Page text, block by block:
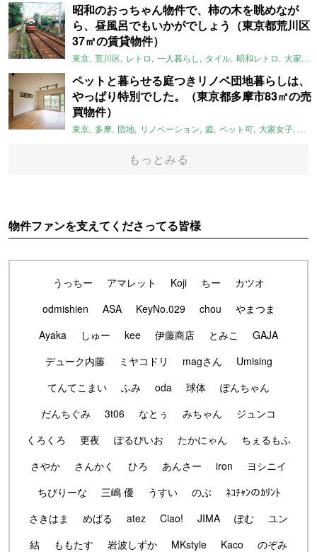
昭和のおっちゃん物件で、柿の木を眺めなが
ら、昼風呂でもいかがでしょう（東京都荒川区
37㎡の賃貸物件）
東京 荒川区 レトロ 一人暮らし タイル 昭和レトロ 大家女子
ペットと暮らせる庭つきリノベ団地暮らしは、
やっぱり特別でした。（東京都多摩市83㎡の売
買物件）
東京 多摩 団地 リノベーション 庭 ペット可 大家女子 団
もっとみる
物件ファンを支えてくださってる皆様
うっちー アマレット Koji ちー
カツオ
odmishien
ASA KeyNo.029 chou
やまつま
Ayaka
しゅー kee 伊藤商店 とみこ
GAJA
デューク内藤
ミヤコドリ magさん
Umising
てんてこまい
ふみ oda 球体
ぽんちゃん
だんちぐみ
3t06 なとぅ みちゃん
ジュンコ
くろくろ
更夜 ぽるぴいお たかにゃん
ちぇるもふ
さやか
さんかく ひろ あんさー iron
ヨシニイ
ちびりーな
三嶋 優 うすい のぶ
ﾈｺﾁｬﾝのｶﾘﾝﾄ
さきはま
めばる atez Ciao! JIMA ぽむ
ユン
結
ももたす 岩波しずか MKstyle Kaco
のぞみ